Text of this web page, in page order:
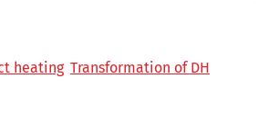
heating Transformation of DH